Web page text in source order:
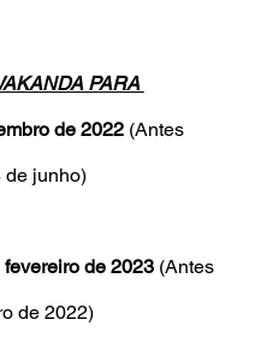
PARA
de 2022 (Antes
de junho)
fevereiro de 2023 (Antes
de 2022)